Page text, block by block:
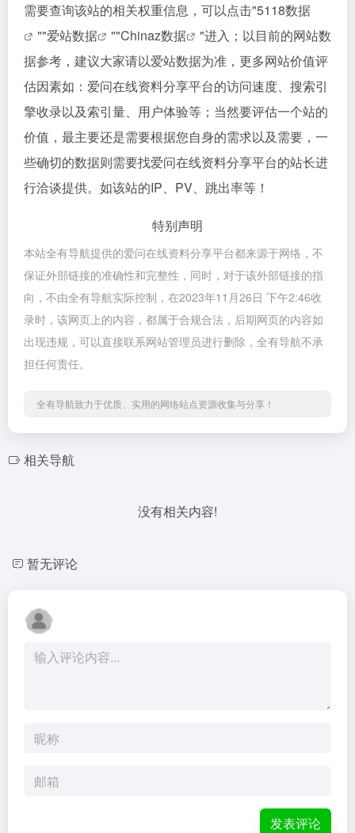
需要查询该站的相关权重信息，可以点击"5118数据
""爱站数据 ""Chinaz数据
"进入；以目前的网站数
据参考，建议大家请以爱站数据为准，更多网站价值评
估因素如：爱问在线资料分享平台的访问速度、搜索引
擎收录以及索引量、用户体验等；当然要评估一个站的
价值，最主要还是需要根据您自身的需求以及需要，一
些确切的数据则需要找爱问在线资料分享平台的站长进
行洽谈提供。如该站的IP、PV、跳出率等！
特别声明
本站全有导航提供的爱问在线资料分享平台都来源于网络，不
保证外部链接的准确性和完整性，同时，对于该外部链接的指
向，不由全有导航实际控制，在2023年11月26日 下午2:46收
录时，该网页上的内容，都属于合规合法，后期网页的内容如
出现违规，可以直接联系网站管理员进行删除，全有导航不承
担任何责任。
全有导航致力于优质、实用的网络站点资源收集与分享！
相关导航
没有相关内容!
暂无评论
发表评论